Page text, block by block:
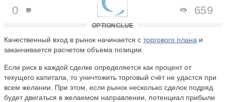
OPTIONCLUE
0 659
Качественный вход в рынок начинается с торгового плана и
заканчивается расчетом объема позиции.
Если риск в каждой сделке определяется как процент от
текущего капитала, то уничтожить торговый счёт не удастся при
всем желании. При этом, если рынок несколько сделок подряд
будет двигаться в желаемом направлении, потенциал прибыли